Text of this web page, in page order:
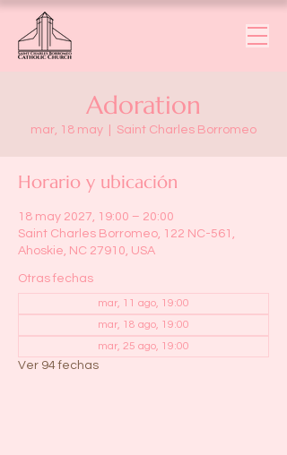
Adoration
mar, 18 may Saint Charles Borromeo
Horario y ubicación
18 may 2027, 19:00 – 20:00
Saint Charles Borromeo, 122 NC-561,
Ahoskie, NC 27910, USA
Otras fechas
mar, 11 ago, 19:00
mar, 18 ago, 19:00
mar, 25 ago, 19:00
Ver 94 fechas